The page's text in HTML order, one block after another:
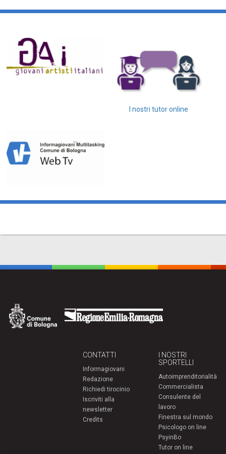
I nostri tutor online
CONTATTI
Informagiovani
Redazione
Richiedi tirocinio
Iscriviti alla
newsletter
Credits
I NOSTRI
SPORTELLI
Autoimprenditorialità
Commercialista
Consulente del
lavoro
Finestra sul mondo
Psicologo on line
PsyinBo
Tutor on line